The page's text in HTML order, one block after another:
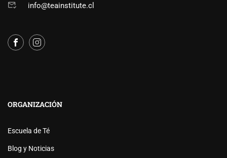
info@teainstitute.cl
ORGANIZACIÓN
Escuela de Té
Blog y Noticias